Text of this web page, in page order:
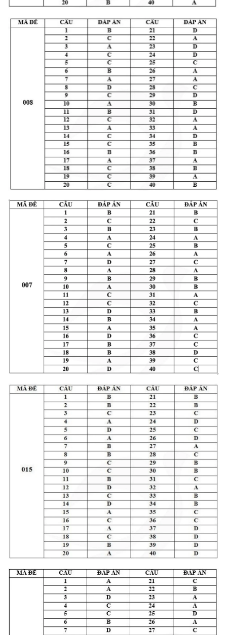
Media Y tế
Media Khoa học - Công nghệ
Media Môi trường
Ảnh
Infographic
TIN ĐỊA PHƯƠNG
Trung du và miền núi phía Bắc
Đồng bằng sông Hồng
Bắc Trung Bộ
Duyên hải Nam Trung Bộ và Tây
Nguyên
Đông Nam Bộ
Đồng bằng sông Cửu Long
Chuyên trang Hà Nội
Chuyên trang TP. Hồ Chí Minh
CHUYÊN ĐỀ
CÁC CHUYÊN TRANG
VỀ BÁO NHÂN DÂN
THỜI NAY
NHÂN DÂN CUỐI TUẦN
NHÂN DÂN HẰNG THÁNG
MUA BÁO
ĐỌC BÁO IN
ENGLISH